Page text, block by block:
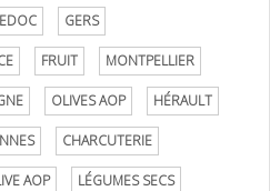
GERS
FRUIT MONTPELLIER
OLIVES AOP HÉRAULT
CHARCUTERIE
AOP LÉGUMES SECS